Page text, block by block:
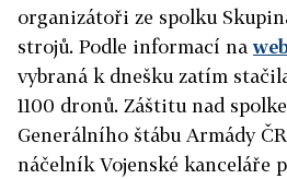
organizátoři ze spolku
strojů. Podle informací na
vybraná k dnešku zatím
1100 dronů. Záštitu nad
Generálního štábu Armády
náčelník Vojenské kanceláře